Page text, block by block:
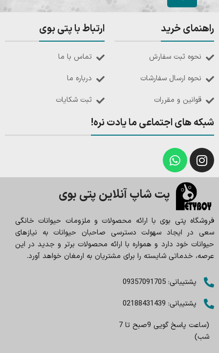
راهنمای خرید
نحوه ثبت سفارش
نحوه ارسال سفارشات
قوانین و مقررات
ارتباط با پتی بوی
تماس با ما
درباره ما
ثبت شکایات
شبکه های اجتماعی ما یادت نره!
پت شاپ آنلاین پتی بوی
فروشگاه پتی بوی با ارائه محصولات و ملزومات حیوانات خانگی
سعی در ایجاد سهولت دسترسی صاحبان حیوانات به نیازهای
حیوانات خود دارد و همواره با ارائه محصولات برتر و جدید در این
عرصه، خدماتی شایسته را برای مشتریان به ارمغان خواهد آورد.
پشتیبانی: 09357091705
پشتیبانی: 02188431439
(ساعت پاسخ گویی 9صبح تا 7
شب)